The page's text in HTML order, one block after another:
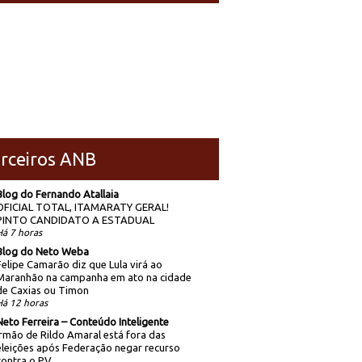
ANB
do Fernando Atallaia
TOTAL, ITAMARATY GERAL!
CANDIDATO A ESTADUAL
7 horas
do Neto Weba
Camarão diz que Lula virá ao
na campanha em ato na cidade
Caxias ou Timon
12 horas
Ferreira – Conteúdo Inteligente
de Rildo Amaral está fora das
após Federação negar recurso